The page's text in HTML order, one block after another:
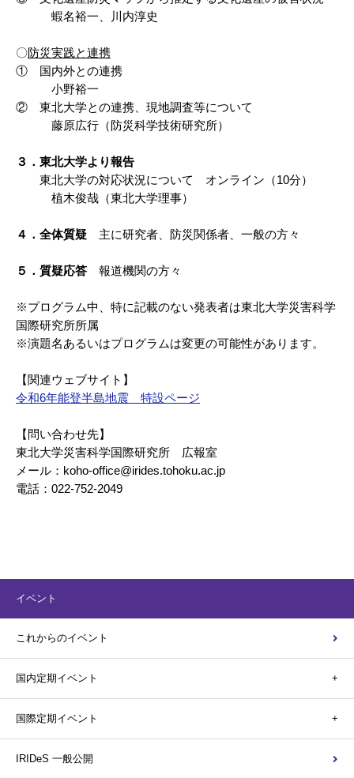
蝦名裕一、川内淳史
〇防災実践と連携
① 国内外との連携
小野裕一
② 東北大学との連携、現地調査等について
藤原広行（防災科学技術研究所）
３．東北大学より報告
東北大学の対応状況について オンライン（10分）
植木俊哉（東北大学理事）
４．全体質疑 主に研究者、防災関係者、一般の方々
５．質疑応答 報道機関の方々
※プログラム中、特に記載のない発表者は東北大学災害科学
国際研究所所属
※演題名あるいはプログラムは変更の可能性があります。
【関連ウェブサイト】
令和6年能登半島地震 特設ページ
【問い合わせ先】
東北大学災害科学国際研究所 広報室
メール：koho-office@irides.tohoku.ac.jp
電話：022-752-2049
イベント
これからのイベント
国内定期イベント
国際定期イベント
IRIDeS 一般公開